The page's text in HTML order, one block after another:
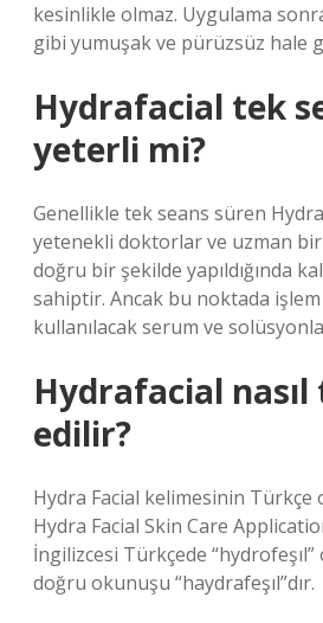
kesinlikle olmaz. Uygulama
gibi yumuşak ve pürüzsüz hale
Hydrafacial tek
yeterli mi?
Genellikle tek seans süren
yetenekli doktorlar ve uzman
doğru bir şekilde yapıldığında
sahiptir. Ancak bu noktada işlem
kullanılacak serum ve
Hydrafacial
edilir?
Hydra Facial kelimesinin Türkçe
Hydra Facial Skin Care
İngilizcesi Türkçede
doğru okunuşu “haydrafeşıl”dır.